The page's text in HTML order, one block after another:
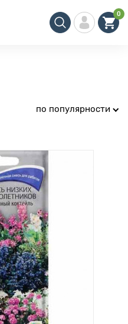
0
по популярности